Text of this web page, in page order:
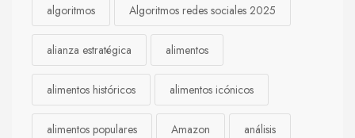
algoritmos Algoritmos redes sociales 2025
alianza estratégica alimentos
alimentos históricos alimentos icónicos
alimentos populares Amazon análisis